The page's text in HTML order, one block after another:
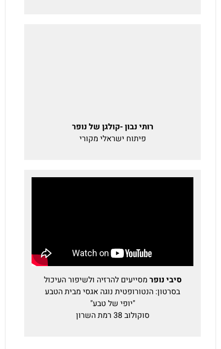
רותי נבון -קולגן של נופר
פיתוח ישראלי מקורי
סיבי נופר מסייעים להרזיה ולשיפור העיכול
בסרטון: הנטורופטית נוגה אגסי מבית הטבע
"יופי של טבע"
סוקולוב 38 רמת השרון